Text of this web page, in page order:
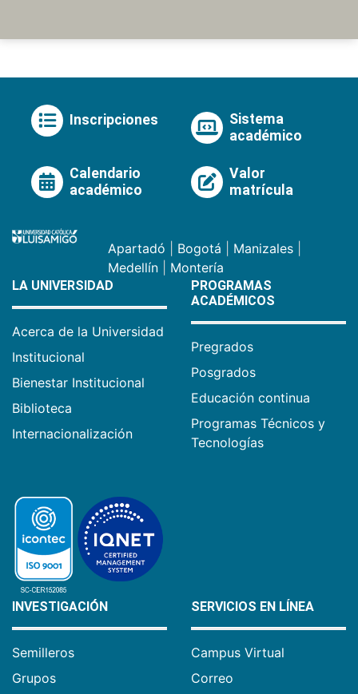
Inscripciones
Sistema
académico
Calendario
académico
Valor
matrícula
Apartadó Bogotá Manizales
Medellín
Montería
LA UNIVERSIDAD
Acerca de la Universidad
Institucional
Bienestar Institucional
Biblioteca
Internacionalización
PROGRAMAS
ACADÉMICOS
Pregrados
Posgrados
Educación continua
Programas Técnicos y
Tecnologías
INVESTIGACIÓN
Semilleros
Grupos
SERVICIOS EN LÍNEA
Campus Virtual
Correo